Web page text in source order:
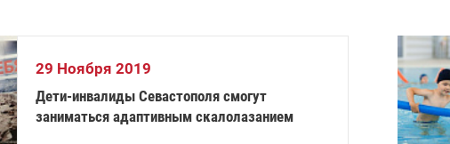
29 Ноября 2019
Дети-инвалиды Севастополя смогут
заниматься адаптивным скалолазанием